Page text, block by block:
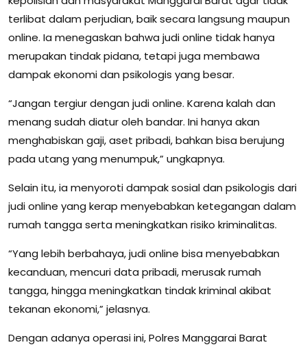
terlibat dalam perjudian, baik secara langsung maupun
online. Ia menegaskan bahwa judi online tidak hanya
merupakan tindak pidana, tetapi juga membawa
dampak ekonomi dan psikologis yang besar.
“Jangan tergiur dengan judi online. Karena kalah dan
menang sudah diatur oleh bandar. Ini hanya akan
menghabiskan gaji, aset pribadi, bahkan bisa berujung
pada utang yang menumpuk,” ungkapnya.
Selain itu, ia menyoroti dampak sosial dan psikologis dari
judi online yang kerap menyebabkan ketegangan dalam
rumah tangga serta meningkatkan risiko kriminalitas.
“Yang lebih berbahaya, judi online bisa menyebabkan
kecanduan, mencuri data pribadi, merusak rumah
tangga, hingga meningkatkan tindak kriminal akibat
tekanan ekonomi,” jelasnya.
Dengan adanya operasi ini, Polres Manggarai Barat